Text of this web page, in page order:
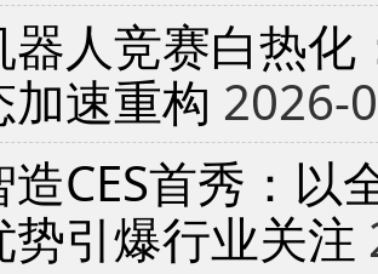
器人竞赛白热
速重构 2026-
CES首秀：以
势引爆行业关注